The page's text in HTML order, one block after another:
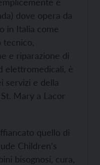
dove opera da
in Italia come
e riparazione di
elettromedicali, è
servizi e della
Mary a Lacor
quello di
Children’s
bisognosi, cura,